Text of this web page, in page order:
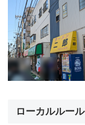
ローカルルール